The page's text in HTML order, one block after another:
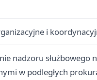
technologii i
i
nadzoru służbowego
w podległych